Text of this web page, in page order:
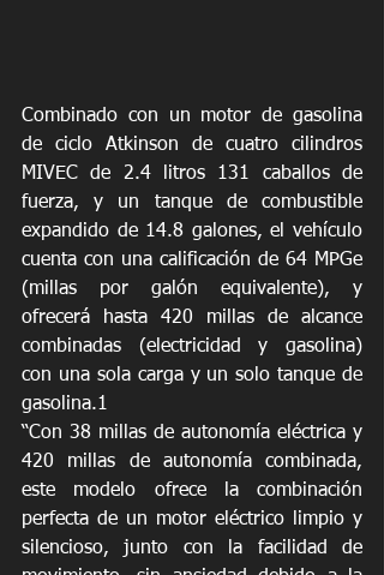
Combinado con un motor de gasolina
de ciclo Atkinson de cuatro cilindros
MIVEC de 2.4 litros 131 caballos de
fuerza, y un tanque de combustible
expandido de 14.8 galones, el vehículo
cuenta con una calificación de 64 MPGe
(millas por galón equivalente), y
ofrecerá hasta 420 millas de alcance
combinadas (electricidad y gasolina)
con una sola carga y un solo tanque de
gasolina.1
“Con 38 millas de autonomía eléctrica y
420 millas de autonomía combinada,
este modelo ofrece la combinación
perfecta de un motor eléctrico limpio y
silencioso, junto con la facilidad de